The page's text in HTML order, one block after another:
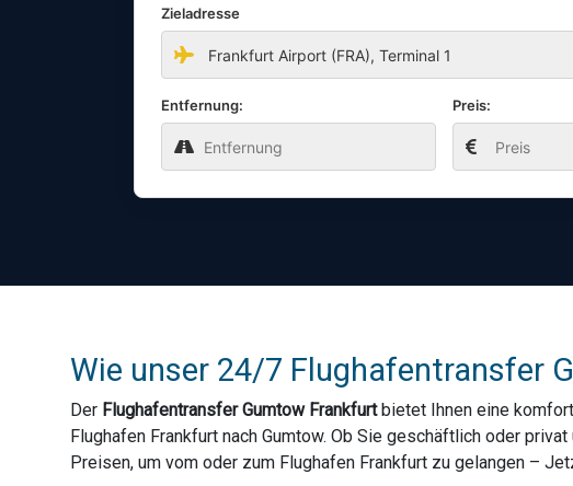
Zieladresse
Entfernung: Preis:
Wie unser 24/7 Flughafentransfer
Der Flughafentransfer Gumtow Frankfurtbietet Ihnen eine
Flughafen Frankfurt nach Gumtow. Ob Sie geschäftlich oder
Preisen, um vom oder zum Flughafen Frankfurt zu gelangen –